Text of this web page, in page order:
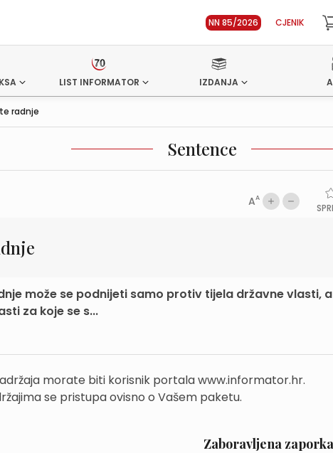
NN 85/2026 CJENIK
LIST INFORMATOR IZDANJA
radnje
Sentence
AA
može se podnijeti samo protiv tijela državne vlasti,
za koje se s...
morate biti korisnik portala www.informator.hr.
se pristupa ovisno o Vašem paketu.
Zaboravljena